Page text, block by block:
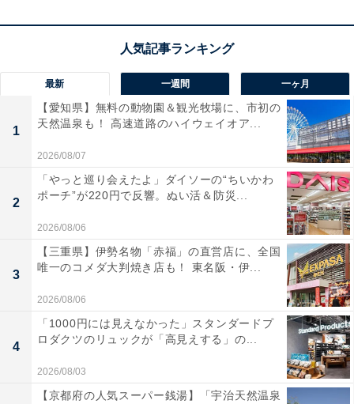
も、毎日の洗濯が驚くほど快適に変わります！
ハイセンスの洗濯機「HW-K55L」の口コミは？
ハイセンスの洗濯機「HW-K55L」には以下のような口コ
ミが寄せられています。
コンパクトで狭いアパートの防水パンにもすっきり
と収まり大満足です
風乾燥機能を使うと部屋干しの時間が劇的に短縮さ
れて本当に助かります
操作ボタンがシンプルで分かりやすく毎日の洗濯が
とてもスムーズです
最新 一週間 一ヶ月
1
【愛知県】無料の動物園＆観光牧場に、市初の
天然温泉も！ 高速道路のハイウェイオア...
2026/08/07
2
「やっと巡り会えたよ」ダイソーの“ちいかわ
ポーチ”が220円で反響。ぬい活＆防災...
2026/08/06
3
【三重県】伊勢名物「赤福」の直営店に、全国
唯一のコメダ大判焼き店も！ 東名阪・伊...
2026/08/06
4
「1000円には見えなかった」スタンダードプ
ロダクツのリュックが「高見えする」の...
2026/08/03
【京都府の人気スーパー銭湯】「宇治天然温泉